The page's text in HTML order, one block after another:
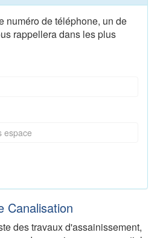
numéro de téléphone, un de
rappellera dans les plus
Canalisation
des travaux d'assainissement,